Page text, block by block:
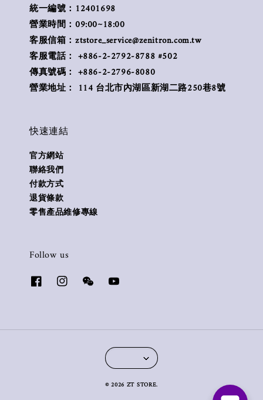
統一編號：12401698
營業時間：09:00~18:00
客服信箱：ztstore_service@zenitron.com.tw
客服電話： +886-2-2792-8788 #502
傳真號碼： +886-2-2796-8080
營業地址： 114 台北市內湖區新湖二路250巷8號
快速連結
官方網站
聯絡我們
付款方式
退貨條款
零售產品維修專線
Follow us
© 2026 ZT STORE.